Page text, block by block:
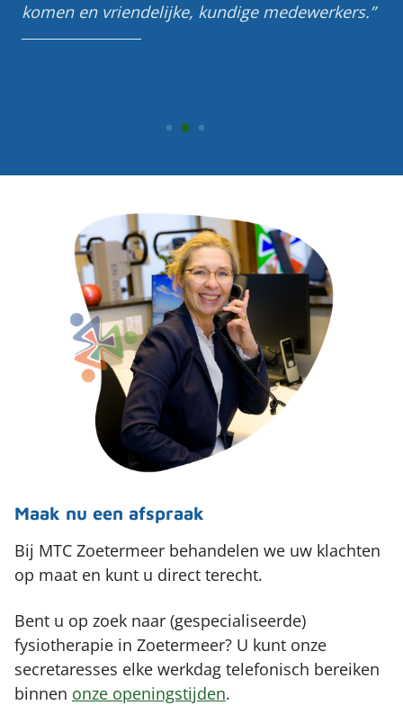
komen en vriendelijke, kundige medewerkers.
Maak nu een afspraak
Bij MTC Zoetermeer behandelen we uw klachten
op maat en kunt u direct terecht.
Bent u op zoek naar (gespecialiseerde)
fysiotherapie in Zoetermeer? U kunt onze
secretaresses elke werkdag telefonisch bereiken
binnen onze openingstijden.